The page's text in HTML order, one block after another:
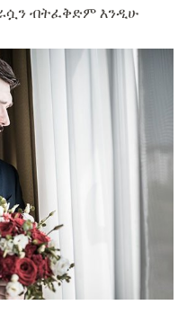
ብትፈቅድም እንዲሁ